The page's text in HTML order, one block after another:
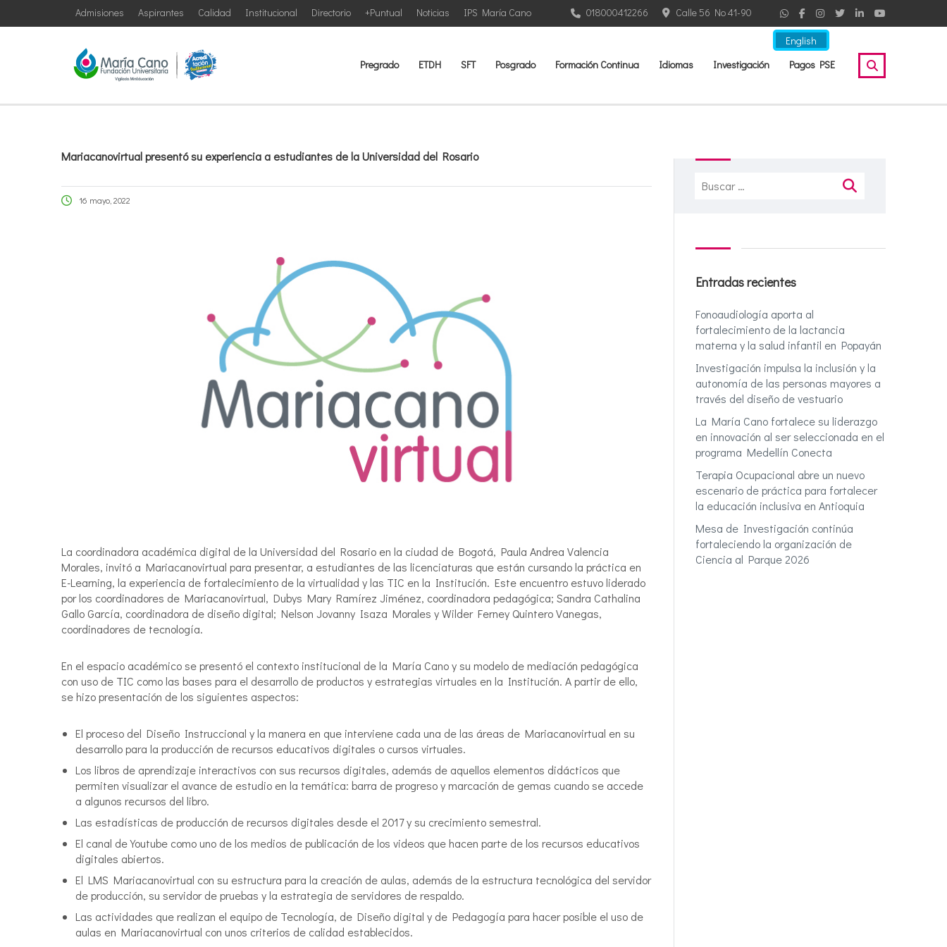
English
IPS María Cano
Noticias
+Puntual
Directorio
Institucional
Calidad
Aspirantes
Admisiones Calle 56 No 41-90
018000412266
Pregrado ETDH SFT Posgrado Formación Continua Idiomas Investigación Pagos PSE
Mariacanovirtual presentó su experiencia a estudiantes de la Universidad del Rosario
16 mayo, 2022
La coordinadora académica digital de la Universidad del Rosario en la ciudad de Bogotá, Paula Andrea Valencia
Morales, invitó a Mariacanovirtual para presentar, a estudiantes de las licenciaturas que están cursando la práctica en
E-Learning, la experiencia de fortalecimiento de la virtualidad y las TIC en la Institución. Este encuentro estuvo liderado
por los coordinadores de Mariacanovirtual, Dubys Mary Ramírez Jiménez, coordinadora pedagógica; Sandra Cathalina
Gallo García, coordinadora de diseño digital; Nelson Jovanny Isaza Morales y Wilder Ferney Quintero Vanegas,
coordinadores de tecnología.
En el espacio académico se presentó el contexto institucional de la María Cano y su modelo de mediación pedagógica
con uso de TIC como las bases para el desarrollo de productos y estrategias virtuales en la Institución. A partir de ello,
se hizo presentación de los siguientes aspectos:
El proceso del Diseño Instruccional y la manera en que interviene cada una de las áreas de Mariacanovirtual en su
desarrollo para la producción de recursos educativos digitales o cursos virtuales.
Los libros de aprendizaje interactivos con sus recursos digitales, además de aquellos elementos didácticos que
permiten visualizar el avance de estudio en la temática: barra de progreso y marcación de gemas cuando se accede
a algunos recursos del libro.
Las estadísticas de producción de recursos digitales desde el 2017 y su crecimiento semestral.
El canal de Youtube como uno de los medios de publicación de los videos que hacen parte de los recursos educativos
digitales abiertos.
El LMS Mariacanovirtual con su estructura para la creación de aulas, además de la estructura tecnológica del servidor
de producción, su servidor de pruebas y la estrategia de servidores de respaldo.
Las actividades que realizan el equipo de Tecnología, de Diseño digital y de Pedagogía para hacer posible el uso de
aulas en Mariacanovirtual con unos criterios de calidad establecidos.
Buscar:
Entradas recientes
Fonoaudiología aporta al
fortalecimiento de la lactancia
materna y la salud infantil en Popayán
Investigación impulsa la inclusión y la
autonomía de las personas mayores a
través del diseño de vestuario
La María Cano fortalece su liderazgo
en innovación al ser seleccionada en el
programa Medellín Conecta
Terapia Ocupacional abre un nuevo
escenario de práctica para fortalecer
la educación inclusiva en Antioquia
Mesa de Investigación continúa
fortaleciendo la organización de
Ciencia al Parque 2026